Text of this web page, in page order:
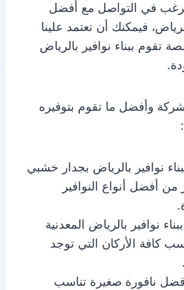
ترغب في التواصل مع أفضل
فيمكنك أن تعتمد علينا
ببناء نوافير بالرياض
وأفضل ما تقوم بتوفيره
نوافير بالرياض بجدار خشبي
من أفضل أنواع النوافير
نوافير بالرياض المعدنية
كافة الأركان التي توجد
نافورة صغيرة تناسب